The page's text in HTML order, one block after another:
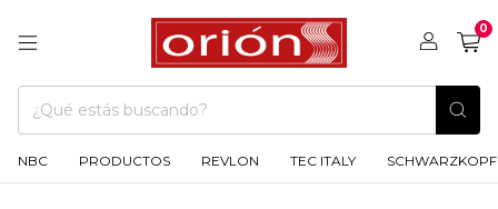
0
NBC PRODUCTOS REVLON TEC ITALY SCHWARZKOPF